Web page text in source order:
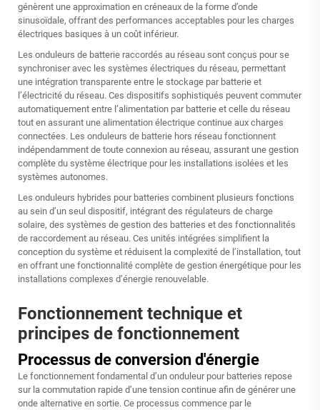
génèrent une approximation en créneaux de la forme d’onde
sinusoïdale, offrant des performances acceptables pour les charges
électriques basiques à un coût inférieur.
Les onduleurs de batterie raccordés au réseau sont conçus pour se
synchroniser avec les systèmes électriques du réseau, permettant
une intégration transparente entre le stockage par batterie et
l’électricité du réseau. Ces dispositifs sophistiqués peuvent commuter
automatiquement entre l’alimentation par batterie et celle du réseau
tout en assurant une alimentation électrique continue aux charges
connectées. Les onduleurs de batterie hors réseau fonctionnent
indépendamment de toute connexion au réseau, assurant une gestion
complète du système électrique pour les installations isolées et les
systèmes autonomes.
Les onduleurs hybrides pour batteries combinent plusieurs fonctions
au sein d’un seul dispositif, intégrant des régulateurs de charge
solaire, des systèmes de gestion des batteries et des fonctionnalités
de raccordement au réseau. Ces unités intégrées simplifient la
conception du système et réduisent la complexité de l’installation, tout
en offrant une fonctionnalité complète de gestion énergétique pour les
installations complexes d’énergie renouvelable.
Fonctionnement technique et
principes de fonctionnement
Processus de conversion d'énergie
Le fonctionnement fondamental d’un onduleur pour batteries repose
sur la commutation rapide d’une tension continue afin de générer une
onde alternative en sortie. Ce processus commence par le